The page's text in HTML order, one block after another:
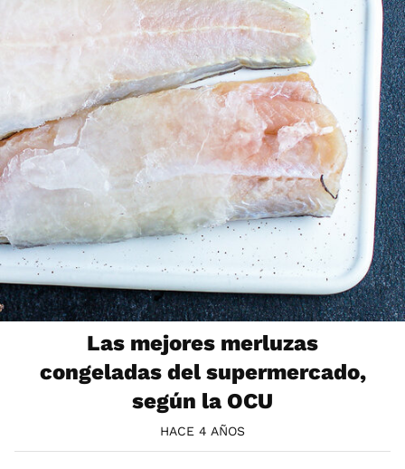
Las mejores merluzas
congeladas del supermercado,
según la OCU
HACE 4 AÑOS